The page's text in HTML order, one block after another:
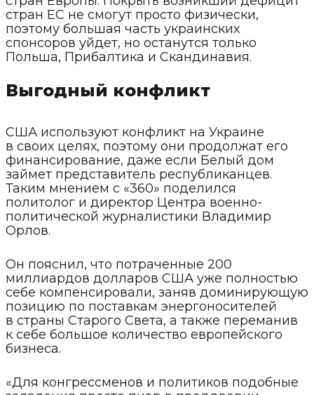
стран ЕС не смогут просто физически,
поэтому большая часть украинских
спонсоров уйдет, но останутся только
Польша, Прибалтика и Скандинавия.
Выгодный конфликт
США используют конфликт на Украине
в своих целях, поэтому они продолжат его
финансирование, даже если Белый дом
займет представитель республиканцев.
Таким мнением с «360» поделился
политолог и директор Центра военно-
политической журналистики Владимир
Орлов.
Он пояснил, что потраченные 200
миллиардов долларов США уже полностью
себе компенсировали, заняв доминирующую
позицию по поставкам энергоносителей
в страны Старого Света, а также переманив
к себе большое количество европейского
бизнеса.
«Для конгрессменов и политиков подобные